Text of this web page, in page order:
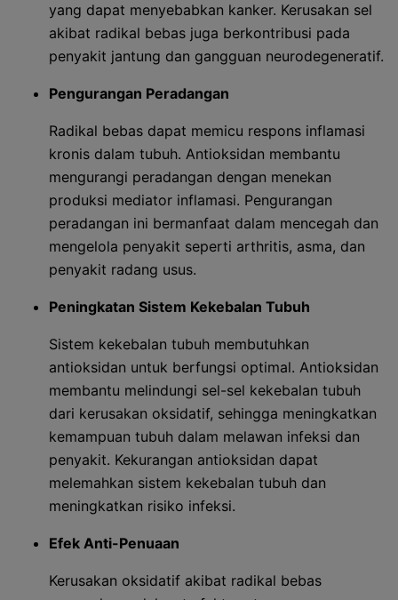
yang dapat menyebabkan kanker. Kerusakan sel
akibat radikal bebas juga berkontribusi pada
penyakit jantung dan gangguan neurodegeneratif.
Pengurangan Peradangan
Radikal bebas dapat memicu respons inflamasi
kronis dalam tubuh. Antioksidan membantu
mengurangi peradangan dengan menekan
produksi mediator inflamasi. Pengurangan
peradangan ini bermanfaat dalam mencegah dan
mengelola penyakit seperti arthritis, asma, dan
penyakit radang usus.
Peningkatan Sistem Kekebalan Tubuh
Sistem kekebalan tubuh membutuhkan
antioksidan untuk berfungsi optimal. Antioksidan
membantu melindungi sel-sel kekebalan tubuh
dari kerusakan oksidatif, sehingga meningkatkan
kemampuan tubuh dalam melawan infeksi dan
penyakit. Kekurangan antioksidan dapat
melemahkan sistem kekebalan tubuh dan
meningkatkan risiko infeksi.
Efek Anti-Penuaan
Kerusakan oksidatif akibat radikal bebas